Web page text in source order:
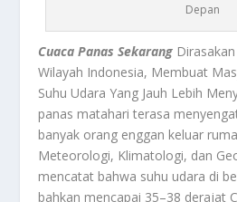
Depan
Cuaca Panas Sekarang
Wilayah Indonesia, Membuat
Suhu Udara Yang Jauh Lebih
panas matahari terasa
banyak orang enggan keluar
Meteorologi, Klimatologi, dan
mencatat bahwa suhu udara di
bahkan mencapai 35–38 derajat